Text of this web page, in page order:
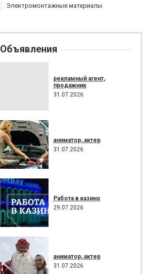
Электромонтажные материалы
Объявления
рекламный агент,
продажник
31.07.2026
аниматор, актер
31.07.2026
Работа в казино
29.07.2026
аниматор, актер
31.07.2026